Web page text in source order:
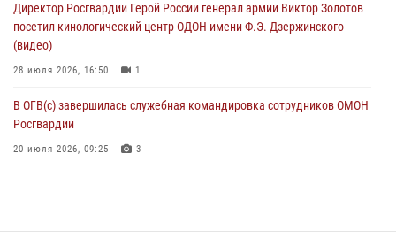
08 августа 2026, 13:00
Директор Росгвардии Герой России генерал армии Виктор Золотов
посетил кинологический центр ОДОН имени Ф.Э. Дзержинского
(видео)
28 июля 2026, 16:50 1
В ОГВ(с) завершилась служебная командировка сотрудников ОМОН
Росгвардии
20 июля 2026, 09:25 3